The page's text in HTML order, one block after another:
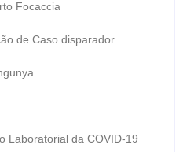
Focaccia
de Caso disparador
Laboratorial da COVID-19